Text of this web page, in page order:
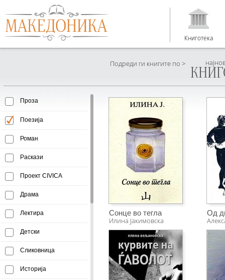
Книготека
Подреди ги книгите по >
Проза
Поезија
Роман
Раскази
Проект CIVICA
Драма
Лектира
Детски
Сликовница
Историја
Сонце во тегла
Илина Јакимовска
Од